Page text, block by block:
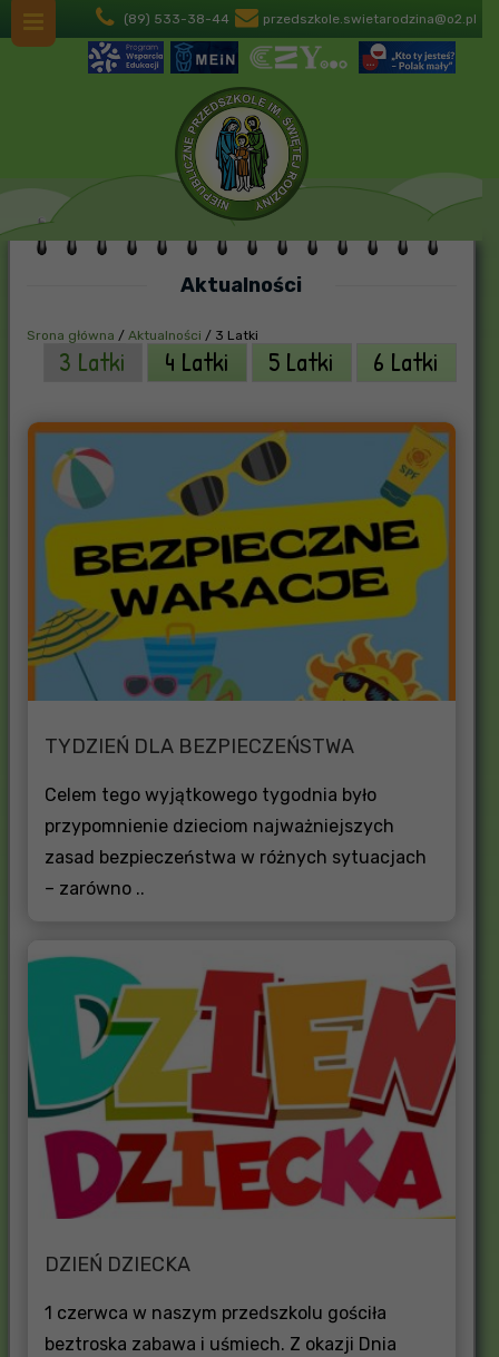
(89) 533-38-44 przedszkole.swietarodzina@o2.pl
Aktualności
Srona główna / Aktualności / 3 Latki
3 Latki 4 Latki 5 Latki 6 Latki
TYDZIEŃ DLA BEZPIECZEŃSTWA
Celem tego wyjątkowego tygodnia było
przypomnienie dzieciom najważniejszych
zasad bezpieczeństwa w różnych sytuacjach
– zarówno ..
DZIEŃ DZIECKA
1 czerwca w naszym przedszkolu gościła
beztroska zabawa i uśmiech. Z okazji Dnia